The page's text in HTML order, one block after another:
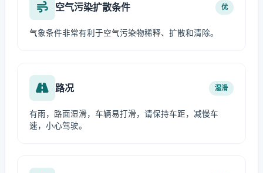
空气污染扩散条件 优
气象条件非常有利于空气污染物稀释、扩散和清除。
路况 湿滑
有雨，路面湿滑，车辆易打滑，请保持车距，减慢车
速，小心驾驶。